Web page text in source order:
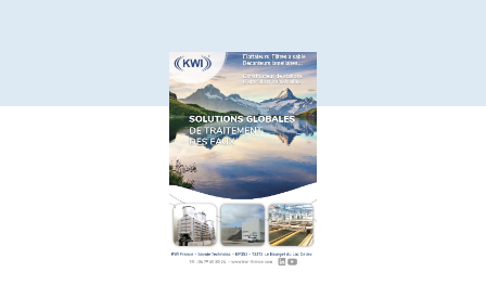
GLOBALES
TÉLÉCHARGEMENTS